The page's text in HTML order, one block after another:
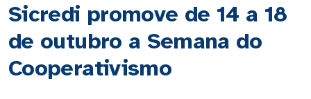
Sicredi promove de 14 a 18
de outubro a Semana do
Cooperativismo